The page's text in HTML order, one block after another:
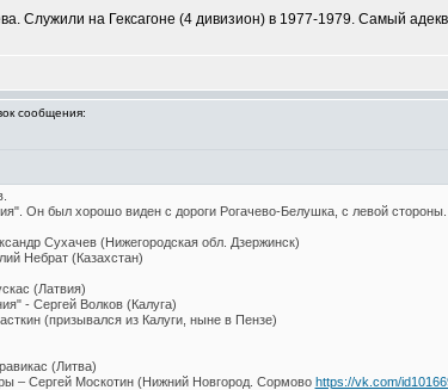
Служили на Гексагоне (4 дивизион) в 1977-1979. Самый
сообщения:
Он был хорошо виден с дороги Рогачево-Белушка, с левой стороны.
Сухачев (Нижегородская обл. Дзержинск)
Небрат (Казахстан)
(Латвия)
- Сергей Волков (Калуга)
(призывался из Калуги, ныне в Пензе)
(Литва)
– Сергей Москотин (Нижний Новгород. Сормово https://vk.com/